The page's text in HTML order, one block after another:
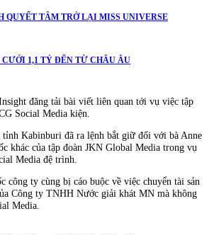
QUYẾT TÂM TRỞ LẠI MISS UNIVERSE
1,1 TỶ ĐẾN TỪ CHÂU ÂU
đăng tải bài viết liên quan tới vụ việc tập
Social Media kiện.
tỉnh Kabinburi đã ra lệnh bắt giữ đối với bà Anne
khác của tập đoàn JKN Global Media trong vụ
Media đệ trình.
công ty cùng bị cáo buộc về việc chuyển tài sản
Công ty TNHH Nước giải khát MN mà không
Media.